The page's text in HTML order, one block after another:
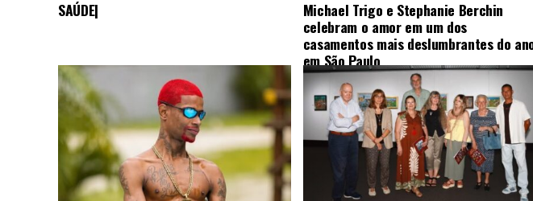
SAÚDE|
Michael Trigo e Stephanie Berchin
celebram o amor em um dos
casamentos mais deslumbrantes do
em São Paulo